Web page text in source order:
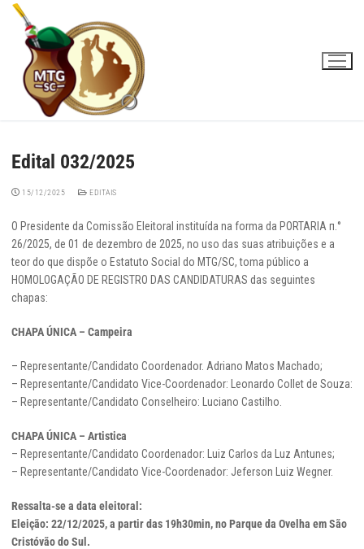
Pular
conteúdo
Edital 032/2025
15/12/2025 EDITAIS
O Presidente da Comissão Eleitoral instituída na forma da PORTARIA п.°
26/2025, de 01 de dezembro de 2025, no uso das suas atribuições e a
teor do que dispõe o Estatuto Social do MTG/SC, toma público a
HOMOLOGAÇÃO DE REGISTRO DAS CANDIDATURAS das seguintes
chapas:
CHAPA ÚNICA – Campeira
– Representante/Candidato Coordenador. Adriano Matos Machado;
– Representante/Candidato Vice-Coordenador: Leonardo Collet de Souza:
– Representante/Candidato Conselheiro: Luciano Castilho.
CHAPA ÚNICA – Artistica
– Representante/Candidato Coordenador: Luiz Carlos da Luz Antunes;
– Representante/Candidato Vice-Coordenador: Jeferson Luiz Wegner.
Ressalta-se a data eleitoral:
Eleição: 22/12/2025, a partir das 19h30min, no Parque da Ovelha em São
Cristóvão do Sul.